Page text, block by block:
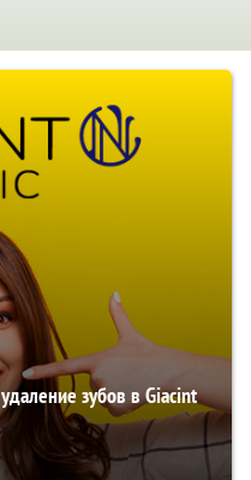
зубов в Giacint